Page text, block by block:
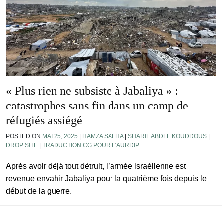
« Plus rien ne subsiste à Jabaliya » :
catastrophes sans fin dans un camp de
réfugiés assiégé
POSTED ON MAI 25, 2025 HAMZA SALHA| SHARIF ABDEL KOUDDOUS
DROP SITE
TRADUCTION CG POUR L’AURDIP
Après avoir déjà tout détruit, l’armée israélienne est
revenue envahir Jabaliya pour la quatrième fois depuis le
début de la guerre.